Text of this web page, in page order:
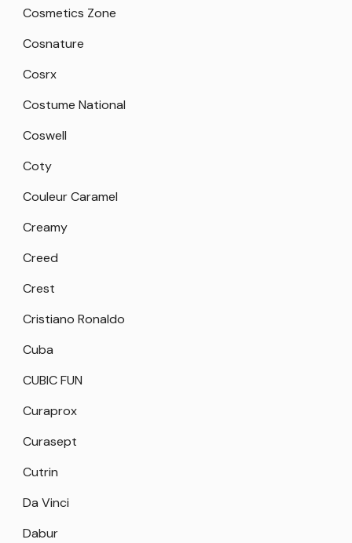
Cosmetics Zone
Cosnature
Cosrx
Costume National
Coswell
Coty
Couleur Caramel
Creamy
Creed
Crest
Cristiano Ronaldo
Cuba
CUBIC FUN
Curaprox
Curasept
Cutrin
Da Vinci
Dabur